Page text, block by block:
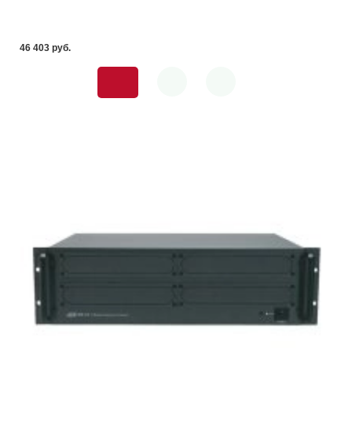
46 403 pуб.